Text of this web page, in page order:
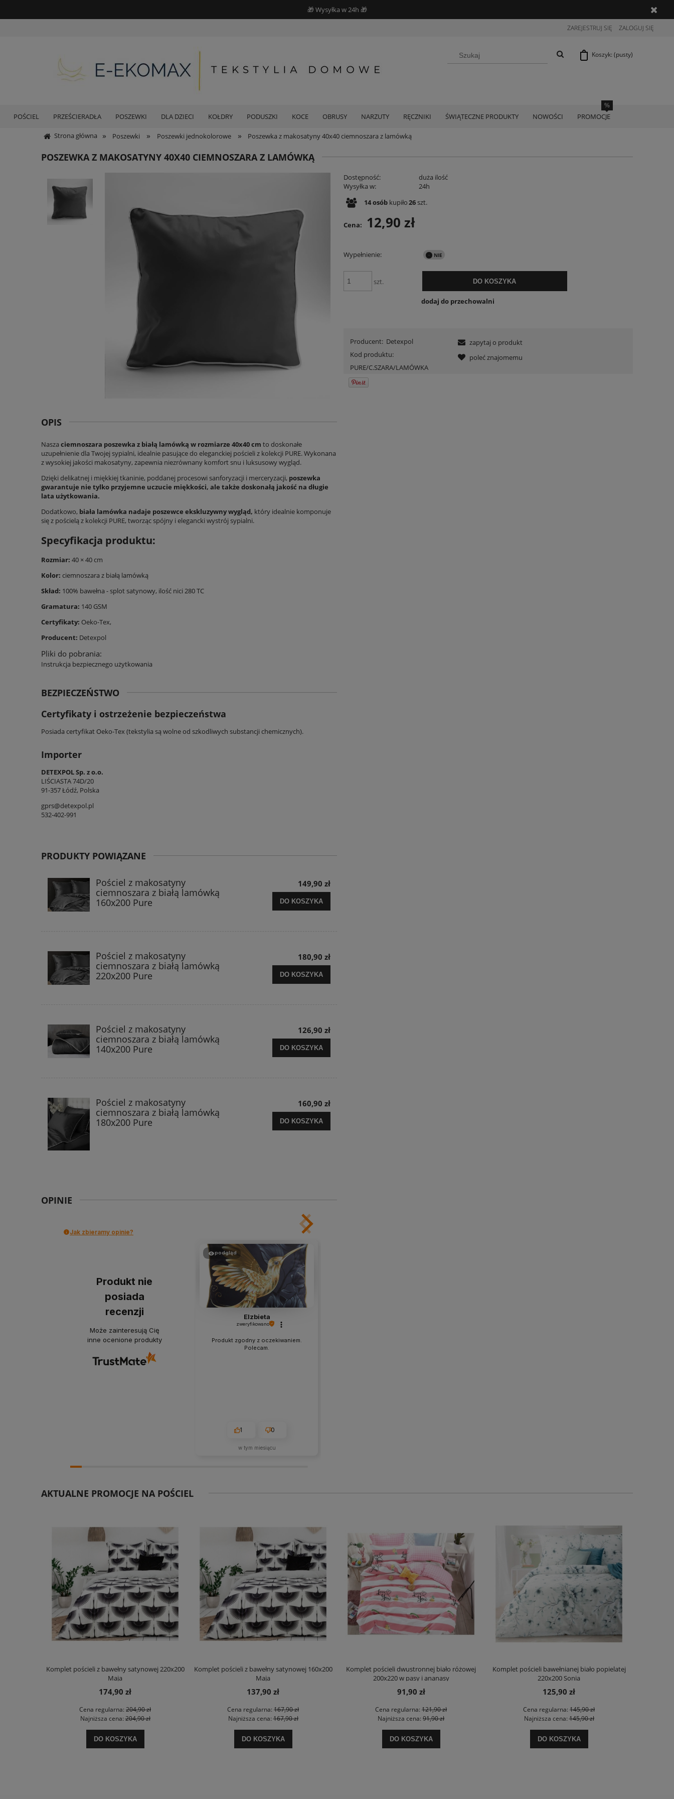
🎁 Wysyłka w 24h 🎁
ZAREJESTRUJ SIĘ ZALOGUJ SIĘ
Koszyk: (pusty)
POŚCIEL PRZEŚCIERADŁA POSZEWKI DLA DZIECI KOŁDRY PODUSZKI KOCE OBRUSY NARZUTY RĘCZNIKI ŚWIĄTECZNE PRODUKTY NOWOŚCI PROMOCJE
Strona główna » Poszewki » Poszewki jednokolorowe » Poszewka z makosatyny 40x40 ciemnoszara z lamówką
POSZEWKA Z MAKOSATYNY 40X40 CIEMNOSZARA Z LAMÓWKĄ
Dostępność:
duża ilość
Wysyłka w:
24h
14osóbkupiło26szt.
Cena: 12,90 zł
Wypełnienie:
szt. DO KOSZYKA
dodaj do przechowalni
Producent: Detexpol
Kod produktu:
PURE/C.SZARA/LAMÓWKA
zapytaj o produkt
poleć znajomemu
OPIS
Nasza ciemnoszara poszewka z białą lamówką w rozmiarze 40x40 cm to doskonałe
uzupełnienie dla Twojej sypialni, idealnie pasujące do eleganckiej pościeli z kolekcji PURE. Wykonana
z wysokiej jakości makosatyny, zapewnia niezrównany komfort snu i luksusowy wygląd.
Dzięki delikatnej i miękkiej tkaninie, poddanej procesowi sanforyzacji i merceryzacji, poszewka
gwarantuje nie tylko przyjemne uczucie miękkości, ale także doskonałą jakość na długie
lata użytkowania.
Dodatkowo, biała lamówka nadaje poszewce ekskluzywny wygląd, który idealnie komponuje
się z pościelą z kolekcji PURE, tworząc spójny i elegancki wystrój sypialni.
Specyfikacja produktu:
Rozmiar: 40 × 40 cm
Kolor: ciemnoszara z białą lamówką
Skład: 100% bawełna - splot satynowy, ilość nici 280 TC
Gramatura: 140 GSM
Certyfikaty: Oeko-Tex,
Producent: Detexpol
Pliki do pobrania:
Instrukcja bezpiecznego użytkowania
BEZPIECZEŃSTWO
Certyfikaty i ostrzeżenie bezpieczeństwa
Posiada certyfikat Oeko-Tex (tekstylia są wolne od szkodliwych substancji chemicznych).
Importer
DETEXPOL Sp. z o.o.
LIŚCIASTA 74D/20
91-357 Łódź, Polska
gprs@detexpol.pl
532-402-991
OPINIE
Jak zbieramy opinie?
Produkt nie
posiada
recenzji
Może zainteresują Cię
inne ocenione produkty
podgląd
Elzbieta
zweryfikowano
Produkt zgodny z oczekiwaniem.
Polecam.
1 0
w tym miesiącu
PRODUKTY POWIĄZANE
Pościel z makosatyny
ciemnoszara z białą lamówką
160x200 Pure
149,90 zł
DO KOSZYKA
Pościel z makosatyny
ciemnoszara z białą lamówką
220x200 Pure
180,90 zł
DO KOSZYKA
Pościel z makosatyny
ciemnoszara z białą lamówką
140x200 Pure
126,90 zł
DO KOSZYKA
Pościel z makosatyny
ciemnoszara z białą lamówką
180x200 Pure
160,90 zł
DO KOSZYKA
AKTUALNE PROMOCJE NA POŚCIEL
Komplet pościeli z bawełny satynowej 220x200
Maja
174,90 zł
Cena regularna: 204,90 zł
Najniższa cena:204,90 zł
DO KOSZYKA
Komplet pościeli z bawełny satynowej 160x200
Maja
137,90 zł
Cena regularna: 167,90 zł
Najniższa cena:167,90 zł
DO KOSZYKA
Komplet pościeli dwustronnej biało różowej
200x220 w pasy i ananasy
91,90 zł
Cena regularna: 121,90 zł
Najniższa cena: 91,90 zł
DO KOSZYKA
Komplet pościeli bawełnianej biało popielatej
220x200 Sonia
125,90 zł
Cena regularna: 145,90 zł
Najniższa cena:145,90 zł
DO KOSZYKA